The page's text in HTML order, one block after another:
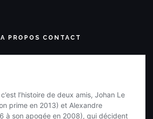
A PROPOS CONTACT